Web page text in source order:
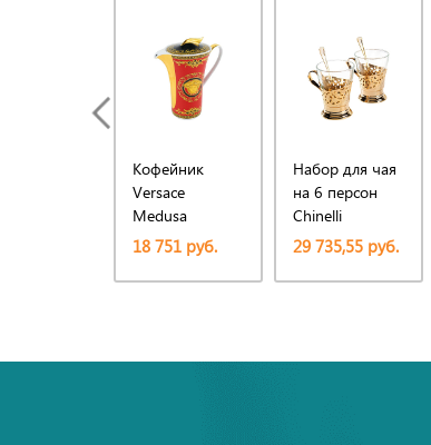
Кофейник
Versace
Medusa
18 751 руб.
Набор для чая
на 6 персон
Chinelli
29 735,55 руб.